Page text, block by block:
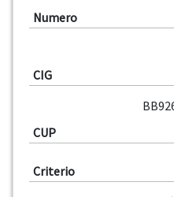
Numero
CIG
CUP
Criterio